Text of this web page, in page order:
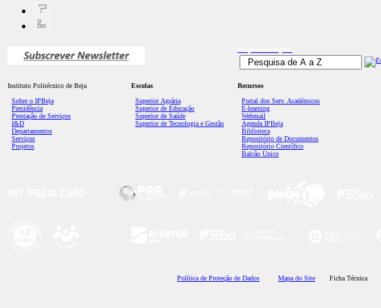
Instituto Politécnico de Beja
Sobre o IPBeja
Presidência
Prestação de Serviços
I&D
Departamentos
Serviços
Projetos
Escolas
Superior Agrária
Superior de Educação
Superior de Saúde
Superior de Tecnologia e Gestão
Recursos
Portal dos Serv. Académicos
E-learning
Webmail
Agenda IPBeja
Biblioteca
Repositório de Documentos
Repositório Científico
Balcão Único
Política de Proteção de Dados Mapa do Site Ficha Técnica